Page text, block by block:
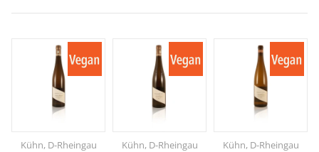
Kühn, D-Rheingau Kühn, D-Rheingau Kühn, D-Rheingau